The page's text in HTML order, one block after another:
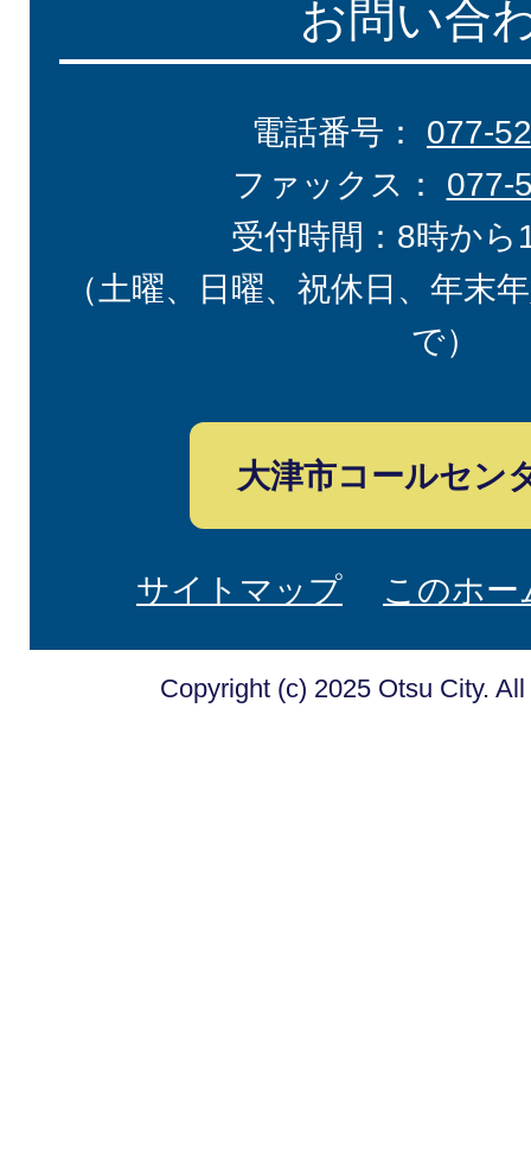
お問い合
電話番号： 077-
ファックス： 077-
受付時間：8時から
（土曜、日曜、祝休日、年末
で）
大津市コールセン
サイトマップ このホ
Copyright (c) 2025 Otsu City.